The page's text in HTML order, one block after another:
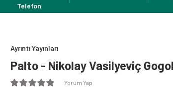
Telefon
Ayrıntı Yayınları
Palto - Nikolay Vasilyeviç Gogol
Yorum Yap